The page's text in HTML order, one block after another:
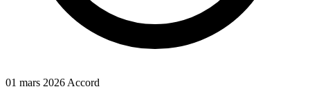
01 mars 2026 Accord